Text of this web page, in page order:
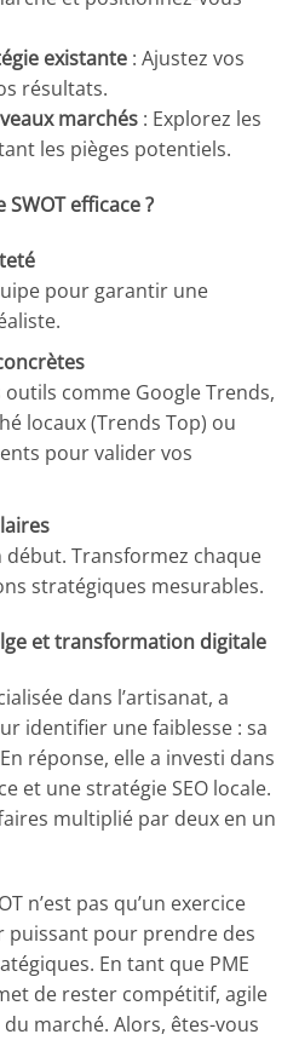
existante : Ajustez vos
résultats.
marchés : Explorez les
les pièges potentiels.
efficace ?
pour garantir une
comme Google Trends,
locaux (Trends Top) ou
pour valider vos
début. Transformez chaque
stratégiques mesurables.
et transformation digitale
dans l’artisanat, a
identifier une faiblesse : sa
réponse, elle a investi dans
et une stratégie SEO locale.
multiplié par deux en un
n’est pas qu’un exercice
puissant pour prendre des
En tant que PME
de rester compétitif, agile
marché. Alors, êtes-vous